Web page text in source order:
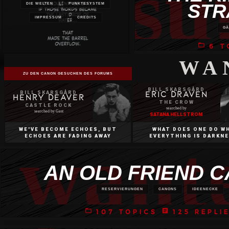
DIE WELTEN PUNKTESYSTEM
IMPRESSUM CREDITS
folder_open 6
ZU DEN CANON GESUCHEN DES FORUMS
BILL SKARSGÅRD
HENRY DEAVER
CASTLE ROCK
searched by Gast
WE′VE BECOME ECHOES, BUT
ECHOES ARE FADING AWAY
BILL SKARSGÅRD
ERIC DRAVEN
THE CROW
searched by
SATANA HELLSTROM
WHAT DOES ONE DO
EVERYTHING IS
AN OLD FRIEND
RESERVIERUNGEN CANONS IDEENECKE
folder_open 107 TOPICS article 125